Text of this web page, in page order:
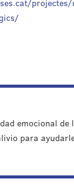
emocional de
para